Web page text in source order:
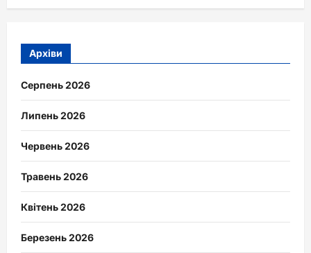
Архіви
Серпень 2026
Липень 2026
Червень 2026
Травень 2026
Квітень 2026
Березень 2026